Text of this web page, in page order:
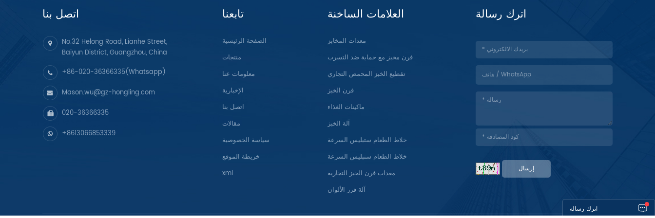
اتصل بنا
No.32 Helong Road, Lianhe Street,
Baiyun District, Guangzhou, China
+86-020-36366335(Whatsapp)
Mason.wu@gz-hongling.com
020-36366335
+8613066853339
تابعنا
الصفحة الرئيسية
منتجات
معلومات عنا
الإخبارية
اتصل بنا
مقالات
سياسة الخصوصية
خريطة الموقع
xml
العلامات الساخنة
معدات المخابز
فرن مخبز مع حماية ضد التسرب
تقطيع الخبز المحمص التجاري
فرن الخبز
ماكينات الغذاء
آلة الخبز
خلاط الطعام ستبليس السرعة
خلاط الطعام ستبليس السرعة
معدات فرن الخبز التجارية
آلة فرز الألوان
اترك رسالة
إرسال
اترك رسالة